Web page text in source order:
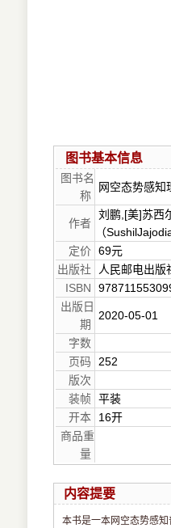
图书基本信息
图书名
称
网空态势感知
作者
刘鹏,[美]苏西
（
定价 69元
出版社
人民邮电出版
ISBN
出版日
期
2020-05-01
字数
页码
252
版次
装帧 平装
开本
16开
商品重
量
内容提要
本书是一本网空态势感